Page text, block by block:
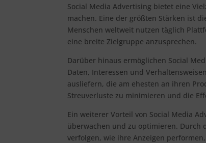
Social Media Advertising bietet eine
machen. Eine der größten Stärken ist
Menschen weltweit nutzen täglich
eine breite Zielgruppe anzusprechen.
Darüber hinaus ermöglichen Social
Daten, Interessen und
ausliefern, die am ehesten an ihren
Streuverluste zu minimieren und die
Ein weiterer Vorteil von Social Media
überwachen und zu optimieren. Durch
verfolgen, wie ihre Anzeigen